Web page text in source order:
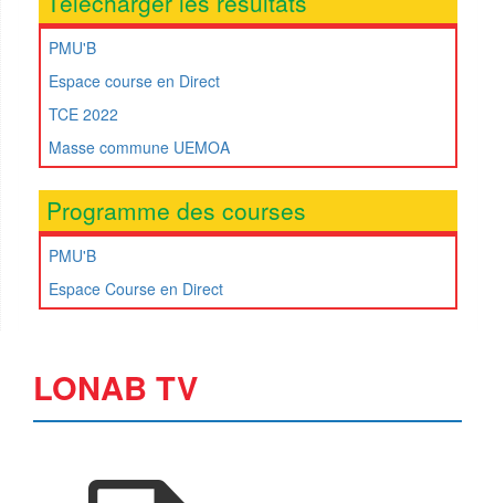
PMU'B
Espace course en Direct
TCE 2022
Masse commune UEMOA
Programme des courses
PMU'B
Espace Course en Direct
LONAB TV